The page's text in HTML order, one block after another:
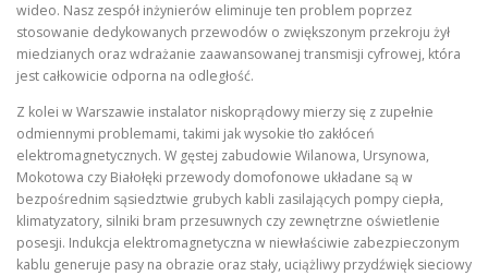
wideo. Nasz zespół inżynierów eliminuje ten problem poprzez
stosowanie dedykowanych przewodów o zwiększonym przekroju żył
miedzianych oraz wdrażanie zaawansowanej transmisji cyfrowej, która
jest całkowicie odporna na odległość.
Z kolei w Warszawie instalator niskoprądowy mierzy się z zupełnie
odmiennymi problemami, takimi jak wysokie tło zakłóceń
elektromagnetycznych. W gęstej zabudowie Wilanowa, Ursynowa,
Mokotowa czy Białołęki przewody domofonowe układane są w
bezpośrednim sąsiedztwie grubych kabli zasilających pompy ciepła,
klimatyzatory, silniki bram przesuwnych czy zewnętrzne oświetlenie
posesji. Indukcja elektromagnetyczna w niewłaściwie zabezpieczonym
kablu generuje pasy na obrazie oraz stały, uciążliwy przydźwięk sieciowy